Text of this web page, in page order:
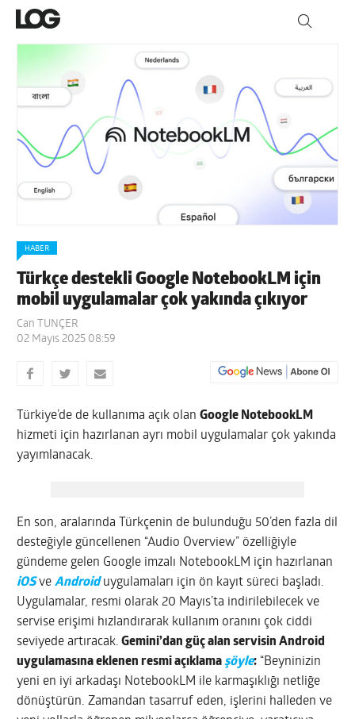
HABER
Türkçe destekli Google NotebookLM için
mobil uygulamalar çok yakında çıkıyor
Can TUNÇER
02 Mayıs 2025 08:59
Türkiye’de de kullanıma açık olanGoogle NotebookLM
hizmeti için hazırlanan ayrı mobil uygulamalar çok yakında
yayımlanacak.
En son, aralarında Türkçenin de bulunduğu 50’den fazla dil
desteğiyle güncellenen “Audio Overview” özelliğiyle
gündeme gelen Google imzalı NotebookLM için hazırlanan
iOSveAndroiduygulamaları için ön kayıt süreci başladı.
Uygulamalar, resmi olarak 20 Mayıs’ta indirilebilecek ve
servise erişimi hızlandırarak kullanım oranını çok ciddi
seviyede artıracak. Gemini’dan güç alan servisin Android
uygulamasına eklenen resmi açıklamaşöyle: “Beyninizin
yeni en iyi arkadaşı NotebookLM ile karmaşıklığı netliğe
dönüştürün. Zamandan tasarruf eden, işlerini halleden ve